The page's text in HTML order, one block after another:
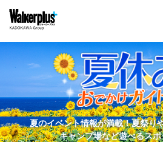
夏のイベント情報が満載！夏祭り
キャンプ場など遊べるス